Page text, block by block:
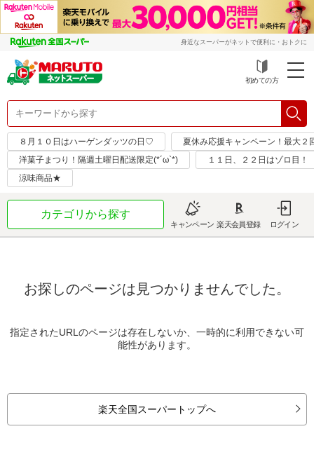
身近なスーパーがネットで便利に・おトクに
初めての方
８月１０日はハーゲンダッツの日♡
夏休み応援キャンペーン！最大２
洋菓子まつり！隔週土曜日配送限定(*´ω`*)
１１日、２２日はゾロ目！
涼味商品★
カテゴリから探す
キャンペーン 楽天会員登録 ログイン
お探しのページは見つかりませんでした。
指定されたURLのページは存在しないか、一時的に利用できない可
能性があります。
楽天全国スーパートップへ